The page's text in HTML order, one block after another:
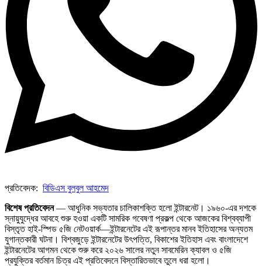
ভারত মহাসাগরের অশ্রু: শ্রীলঙ্কার ২৬…
সব সভ্যতারই তো পতন হয়:…
পরবর্তী রাষ্ট্রপতি নির্বাচন ২০২৬: আলোচনায়…
প্রথাগত মেধা, স্ট্র্যাটেজিক গভর্নেন্স ও…
পদ্মা সেতু ও রেল সংযোগ…
প্রতিবেদক: বিডিএস বুলবুল আহমেদ
বিশেষ প্রতিবেদন— আধুনিক সভ্যতার চালিকাশক্তি হলো ইন্টারনেট। ১৯৬০-এর দশকে
স্নায়ুযুদ্ধের আবহে শুরু হওয়া একটি সামরিক গবেষণা প্রকল্প থেকে আজকের বিশ্বব্যাপী
বিস্তৃত হাই-স্পিড ৫জি নেটওয়ার্ক—ইন্টারনেটের এই রূপান্তর মানব ইতিহাসের অন্যতম
যুগান্তকারী ঘটনা। বিশ্বজুড়ে ইন্টারনেটের উৎপত্তি, বিকাশের ইতিহাস এবং বাংলাদেশে
ইন্টারনেটের আগমন থেকে শুরু করে ২০২৬ সালের নতুন সাবমেরিন ক্যাবল ও ৫জি
প্রযুক্তির বর্তমান চিত্র এই প্রতিবেদনে বিস্তারিতভাবে তুলে ধরা হলো।